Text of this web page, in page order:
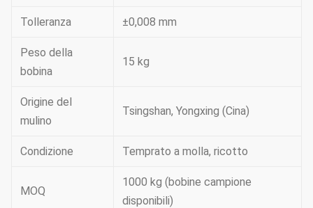
Tolleranza ±0,008 mm
Peso della
bobina
15 kg
Origine del
mulino
Tsingshan, Yongxing (Cina)
Condizione Temprato a molla, ricotto
MOQ
1000 kg (bobine campione
disponibili)